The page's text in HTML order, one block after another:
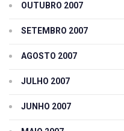
OUTUBRO 2007
SETEMBRO 2007
AGOSTO 2007
JULHO 2007
JUNHO 2007